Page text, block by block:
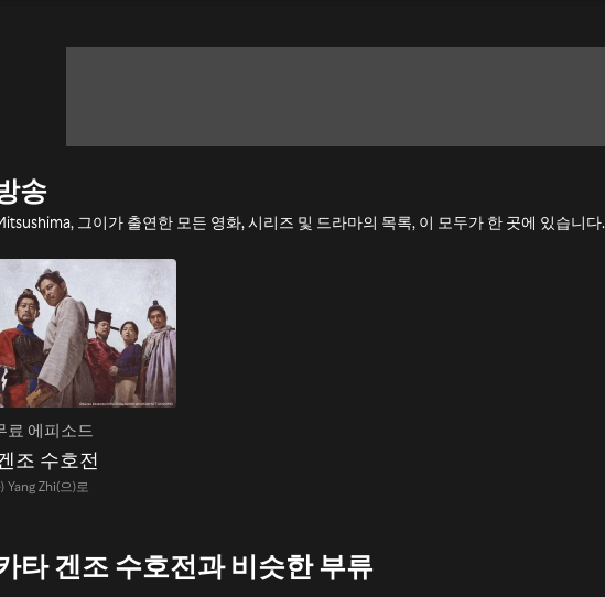
송
그이가 출연한 모든 영화, 시리즈 및 드라마의 목록, 이 모두가 한 곳에 있습니다.
료 에피소드
조 수호전
Yang Zhi(으)로
타 겐조 수호전과 비슷한 부류